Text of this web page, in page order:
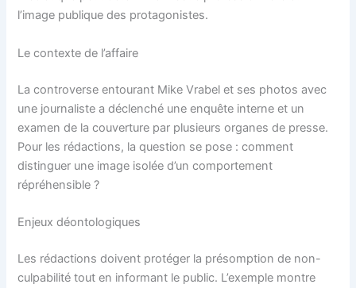
l’image publique des protagonistes.
Le contexte de l’affaire
La controverse entourant Mike Vrabel et ses photos avec
une journaliste a déclenché une enquête interne et un
examen de la couverture par plusieurs organes de presse.
Pour les rédactions, la question se pose : comment
distinguer une image isolée d’un comportement
répréhensible ?
Enjeux déontologiques
Les rédactions doivent protéger la présomption de non-
culpabilité tout en informant le public. L’exemple montre